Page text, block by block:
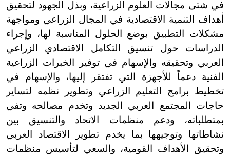
في شتى مجالات العلوم الزراعية، وبذل الجهود لتحقيق
أهداف التنمية الاقتصادية في المجال الزراعي ومواجهة
مشكلات التطبيق بوضع الحلول المناسبة لها، وإجراء
الدراسات حول تنسيق التكامل الاقتصادي الزراعي
العربي وتحقيقه والإسهام في توفير الخبرات الزراعية
الفنية دعماً للأجهزة التي تفتقر إليها، والإسهام في
تخطيط برامج التعليم الزراعي وتطوير نظمه لتساير
حاجات المجتمع العربي الجديد وتخدم مصالحه وتفي
بمتطلباته، ودعم منظمات الاتحاد والتنسيق بين
نشاطاتها وتوجيهها بما يخدم تطوير الاقتصاد العربي
وتحقيق الأهداف القومية، والسعي لتأسيس منظمات